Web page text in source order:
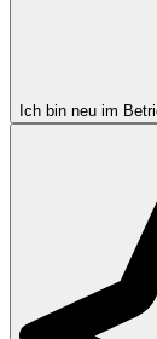
Ich bin neu im